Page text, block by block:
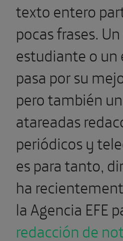
texto entero
pocas frases.
estudiante o un
pasa por su
pero también
atareadas
periódicos y
es para tanto,
ha
la Agencia EFE
redacción de